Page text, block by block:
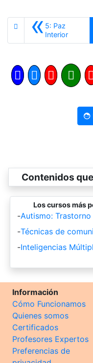
«5: Paz
InteriorAnterior
Contenidos
Los cursos más
-Autismo:
-Técnicas de
-Inteligencias
Información
Cómo Funcionamos
Quienes somos
Certificados
Profesores Expertos
Preferencias de